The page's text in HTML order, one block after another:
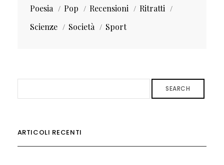
Poesia
Pop Recensioni
Ritratti
Scienze
Società Sport
SEARCH
ARTICOLI RECENTI